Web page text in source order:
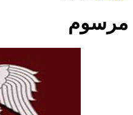
مرسوم